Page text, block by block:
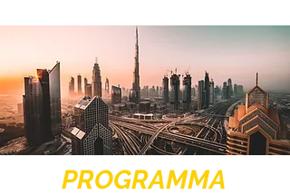
PROGRAMMA